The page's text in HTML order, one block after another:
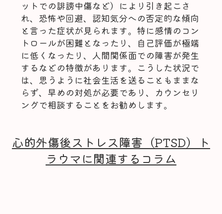
ットでの誹謗中傷など）により引き起こさ
れ、恐怖や回避、認知気分への否定的な傾向
と言った症状が見られます。特に感情のコン
トロールが困難となったり、自己評価が極端
に低くなったり、人間関係面での障害が発生
するなどの特徴があります。こうした状況で
は、思うように社会生活を送ることもままな
らず、早めの対処が必要であり、カウンセリ
ングで相談することをお勧めします。
心的外傷後ストレス障害（PTSD）ト
ラウマに関連するコラム